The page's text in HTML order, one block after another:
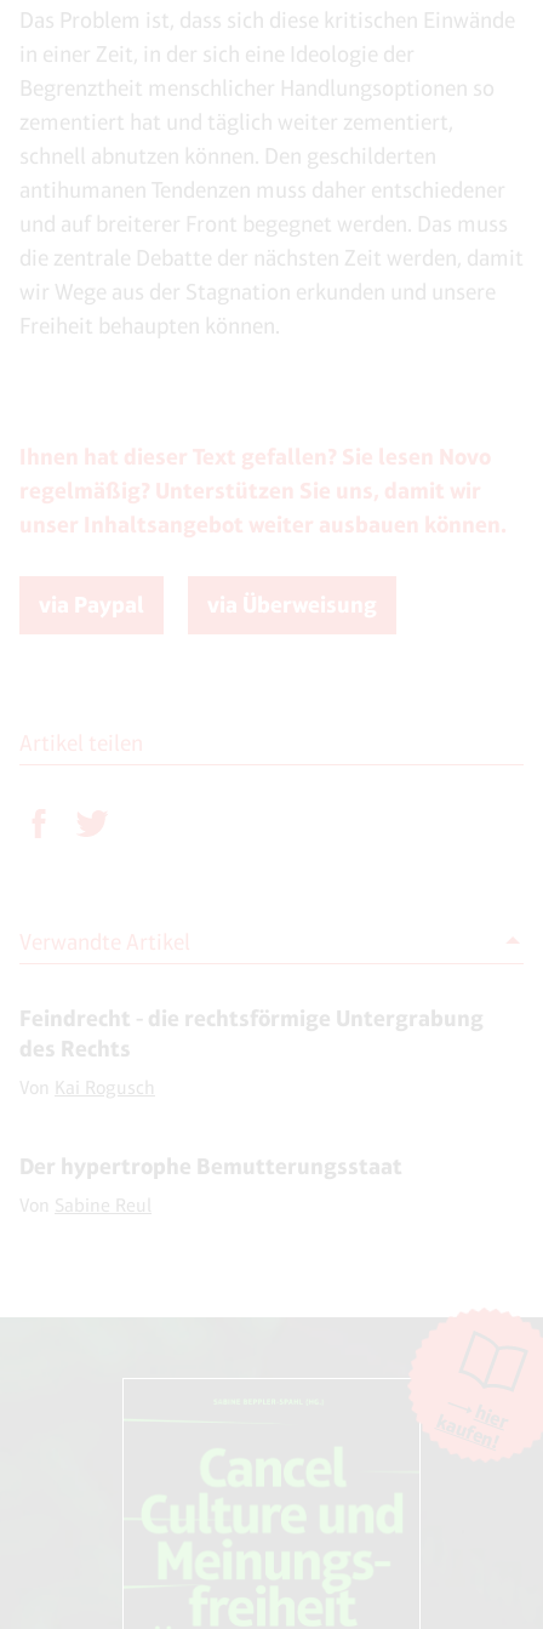
Das Problem ist, dass sich diese kritischen Einwände
in einer Zeit, in der sich eine Ideologie der
Begrenztheit menschlicher Handlungsoptionen so
zementiert hat und täglich weiter zementiert,
schnell abnutzen können. Den geschilderten
antihumanen Tendenzen muss daher entschiedener
und auf breiterer Front begegnet werden. Das muss
die zentrale Debatte der nächsten Zeit werden, damit
wir Wege aus der Stagnation erkunden und unsere
Freiheit behaupten können.
Feindrecht - die rechtsförmige Untergrabung
des Rechts
Von Kai Rogusch
Der hypertrophe Bemutterungsstaat
Von Sabine Reul